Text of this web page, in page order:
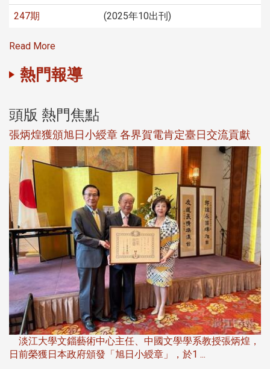
247期 (2025年10出刊)
Read More
熱門報導
頭版 熱門焦點
張炳煌獲頒旭日小綬章 各界賀電肯定臺日交流貢獻
淡江大學文錙藝術中心主任、中國文學學系教授張炳煌，
日前榮獲日本政府頒發「旭日小綬章」，於1 ...